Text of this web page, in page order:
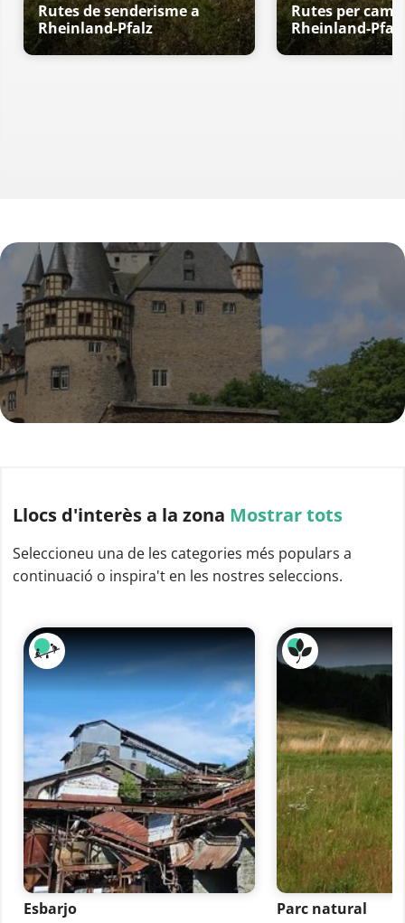
Rutes de senderisme a
Rheinland-Pfalz
Rutes per
Rheinland-Pfalz
Llocs d'interèsa la zona Mostrar tots
Seleccioneu una de les categories més populars a
continuació o inspira't en les nostres seleccions.
Esbarjo Parc natural